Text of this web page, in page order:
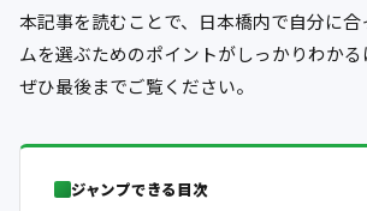
本記事を読むことで、日本橋内で自分に
ムを選ぶためのポイントがしっかりわかる
ぜひ最後までご覧ください。
ジャンプできる目次